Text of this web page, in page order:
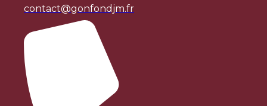
contact@gonfondjm.fr